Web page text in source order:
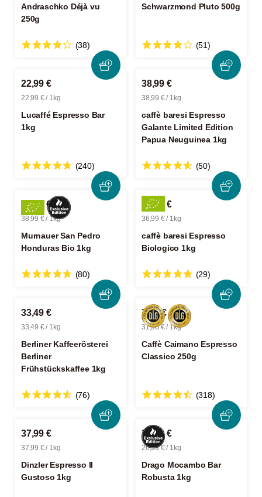
Andraschko Déjà vu
250g
(38)
Schwarzmond Pluto 500g
(51)
22,99 €
22,99 € / 1kg
Lucaffé Espresso Bar
1kg
(240)
38,99 €
38,99 € / 1kg
caffè baresi Espresso
Galante Limited Edition
Papua Neuguinea 1kg
(50)
38,99 €
38,99 € / 1kg
Murnauer San Pedro
Honduras Bio 1kg
(80)
36,99 €
36,99 € / 1kg
caffè baresi Espresso
Biologico 1kg
(29)
33,49 €
33,49 € / 1kg
Berliner Kaffeerösterei
Berliner
Frühstückskaffee 1kg
(76)
7,99 €
31,96 € / 1kg
Caffè Caimano Espresso
Classico 250g
(318)
37,99 €
37,99 € / 1kg
Dinzler Espresso Il
Gustoso 1kg
26,99 €
26,99 € / 1kg
Drago Mocambo Bar
Robusta 1kg